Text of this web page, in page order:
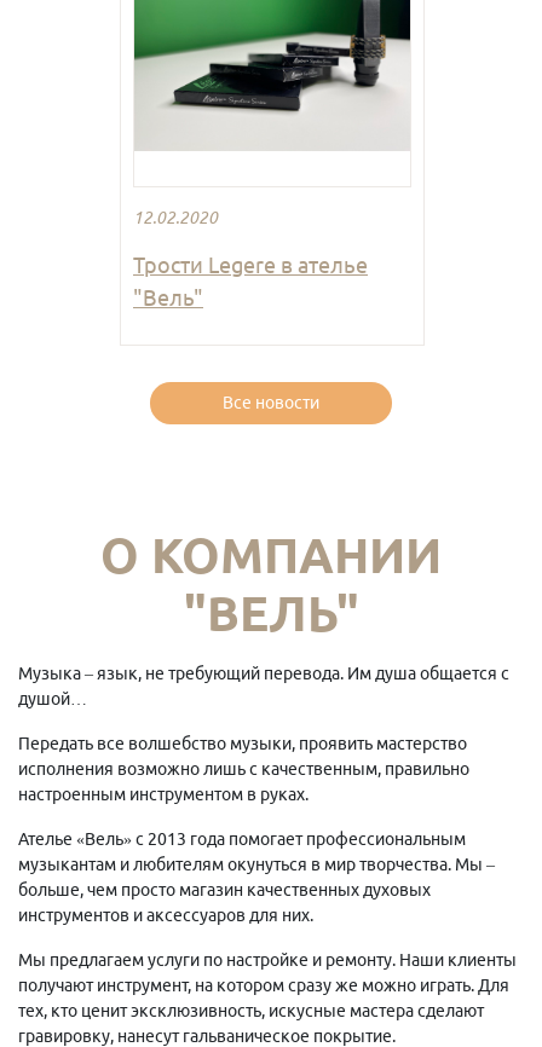
12.02.2020
Трости Legere в ателье
"Вель"
Все новости
О КОМПАНИИ
"ВЕЛЬ"
Музыка – язык, не требующий перевода. Им душа общается с
душой…
Передать все волшебство музыки, проявить мастерство
исполнения возможно лишь с качественным, правильно
настроенным инструментом в руках.
Ателье «Вель» с 2013 года помогает профессиональным
музыкантам и любителям окунуться в мир творчества. Мы –
больше, чем просто магазин качественных духовых
инструментов и аксессуаров для них.
Мы предлагаем услуги по настройке и ремонту. Наши клиенты
получают инструмент, на котором сразу же можно играть. Для
тех, кто ценит эксклюзивность, искусные мастера сделают
гравировку, нанесут гальваническое покрытие.